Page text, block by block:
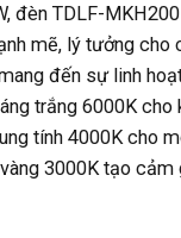
đèn TDLF-
mẽ, lý tưởng cho
đến sự linh
trắng 6000K
tính 4000K cho
3000K tạo